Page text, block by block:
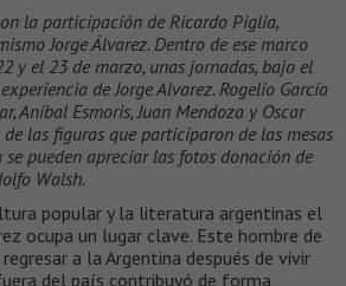
la participación de Ricardo Piglia,
Jorge Álvarez. Dentro de ese marco
y el 23 de marzo, unas jornadas, bajo el
de Jorge Alvarez. Rogelio García
Aníbal Esmoris, Juan Mendoza y Oscar
las figuras que participaron de las mesas
se pueden apreciar las fotos donación de
Walsh.
popular y la literatura argentinas el
ocupa un lugar clave. Este hombre de
a la Argentina después de vivir
del país contribuyó de forma